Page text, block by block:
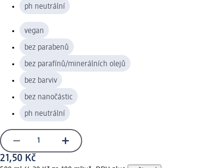
ph neutrální
vegan
bez parabenů
bez parafínů/minerálních olejů
bez barviv
bez nanočástic
ph neutrální
21,50 Kč